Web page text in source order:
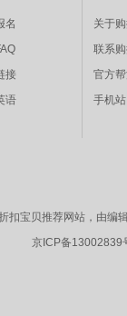
名
接
语
关于
联系
官方
手机站
宝贝推荐网站，由编
京ICP备